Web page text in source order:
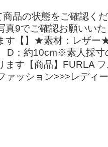
品の状態をご確認く
9でご確認お願いいた
す【】★素材：レザー
10cm※素人採寸の
す【商品】FURLA
ァッション>>>レディ